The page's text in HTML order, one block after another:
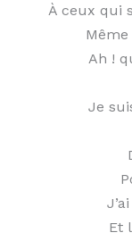
À ceux qui
Ah !
Je
Et